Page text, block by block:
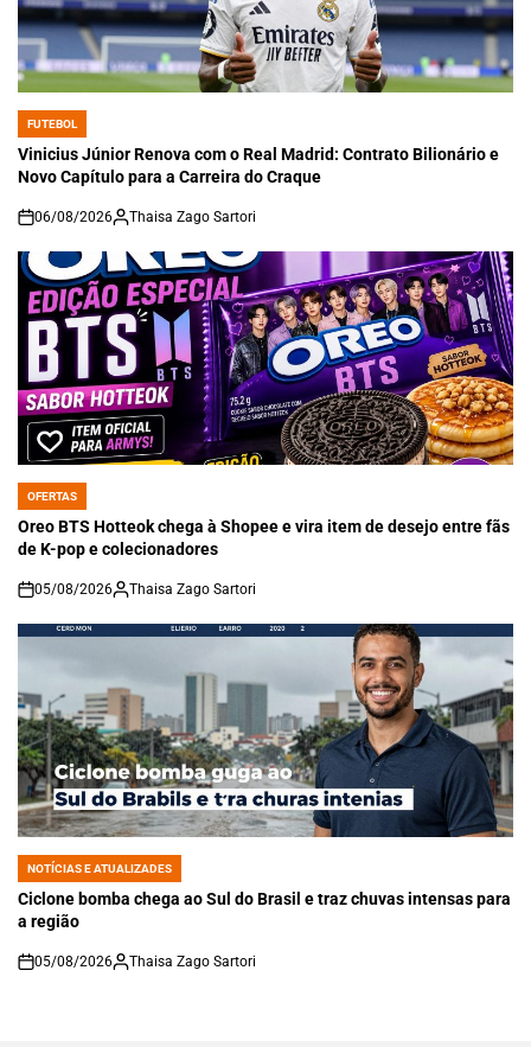
POSTED
IN
FUTEBOL
Vinicius Júnior Renova com o Real Madrid: Contrato Bilionário e
Novo Capítulo para a Carreira do Craque
on
06/08/2026 Thaisa Zago Sartori
POSTED
IN
OFERTAS
Oreo BTS Hotteok chega à Shopee e vira item de desejo entre fãs
de K-pop e colecionadores
on
05/08/2026 Thaisa Zago Sartori
POSTED
IN
NOTÍCIAS E ATUALIZADES
Ciclone bomba chega ao Sul do Brasil e traz chuvas intensas para
a região
on
05/08/2026 Thaisa Zago Sartori